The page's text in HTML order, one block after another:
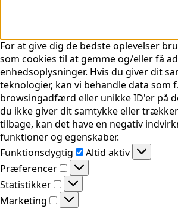
For at give dig de bedste oplevelser
som cookies til at gemme og/eller få
enhedsoplysninger. Hvis du giver dit
teknologier, kan vi behandle data som
browsingadfærd eller unikke ID'er på
du ikke giver dit samtykke eller
tilbage, kan det have en negativ
funktioner og egenskaber.
Funktionsdygtig
Funktionsdygtig
Altid aktiv
Præferencer
Præferencer
Statistikker
Statistikker
Marketing
Marketing